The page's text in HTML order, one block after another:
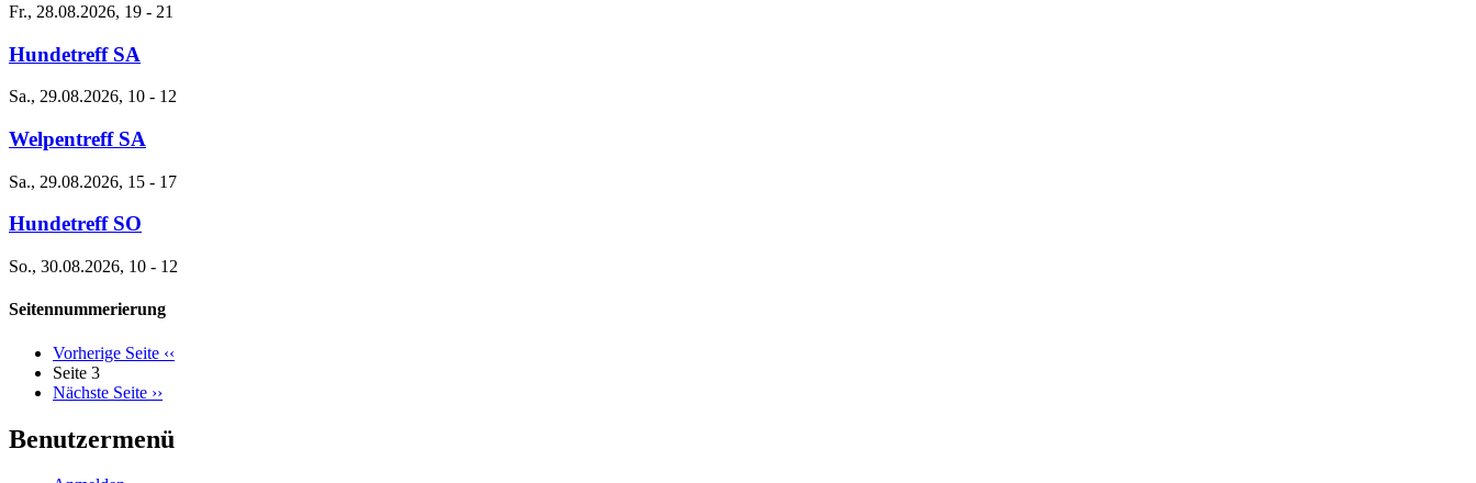
Fr., 28.08.2026, 19 - 21
Hundetreff SA
Sa., 29.08.2026, 10 - 12
Welpentreff SA
Sa., 29.08.2026, 15 - 17
Hundetreff SO
So., 30.08.2026, 10 - 12
Seitennummerierung
Vorherige Seite ‹‹
Seite 3
Nächste Seite ››
Benutzermenü